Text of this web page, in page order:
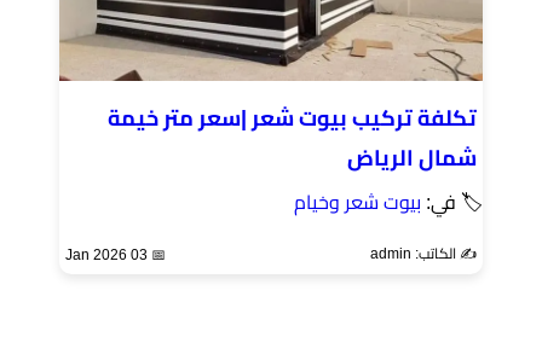
تكلفة تركيب بيوت شعر |سعر متر خيمة
شمال الرياض
🏷 في: بيوت شعر وخيام
✍️ الكاتب: admin 📅 03 Jan 2026